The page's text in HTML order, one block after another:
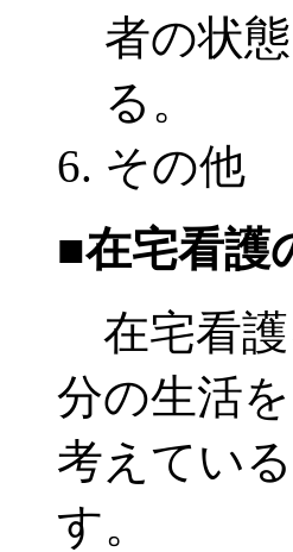
者の状
る。
その他
■在宅看護
在宅看護
分の生活
考えてい
す。